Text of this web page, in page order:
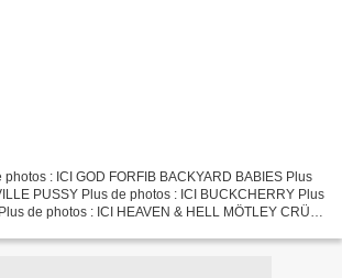
: ICI GOD FORFIB BACKYARD BABIES Plus
PUSSY Plus de photos : ICI BUCKCHERRY Plus
de photos : ICI HEAVEN & HELL MÖTLEY CRÜE